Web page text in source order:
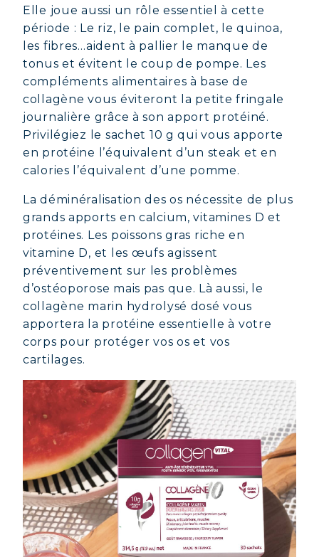
Elle joue aussi un rôle essentiel à cette
période : Le riz, le pain complet, le quinoa,
les fibres…aident à pallier le manque de
tonus et évitent le coup de pompe. Les
compléments alimentaires à base de
collagène vous éviteront la petite fringale
journalière grâce à son apport protéiné.
Privilégiez le sachet 10 g qui vous apporte
en protéine l’équivalent d’un steak et en
calories l’équivalent d’une pomme.
La déminéralisation des os nécessite de plus
grands apports en calcium, vitamines D et
protéines. Les poissons gras riche en
vitamine D, et les œufs agissent
préventivement sur les problèmes
d’ostéoporose mais pas que. Là aussi, le
collagène marin hydrolysé dosé vous
apportera la protéine essentielle à votre
corps pour protéger vos os et vos
cartilages.